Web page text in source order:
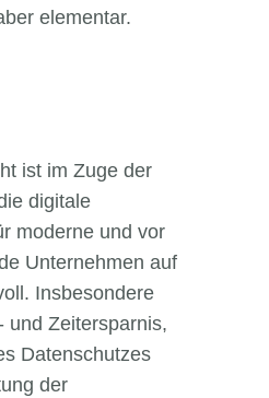
elementar.
ist im Zuge der
digitale
moderne und vor
Unternehmen auf
Insbesondere
und Zeitersparnis,
Datenschutzes
der